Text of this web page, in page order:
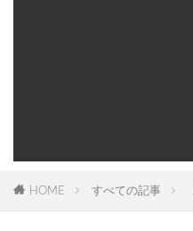
HOME すべての記事